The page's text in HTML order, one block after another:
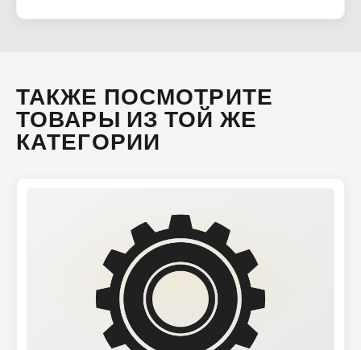
ТАКЖЕ ПОСМОТРИТЕ
ТОВАРЫ ИЗ ТОЙ ЖЕ
КАТЕГОРИИ